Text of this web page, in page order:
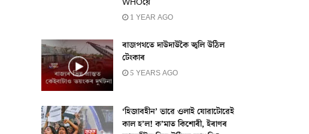
WHOয়ে
1 YEAR AGO
ৰাজপথতে দাউদাউকৈ জ্বলি উঠিল
টেংকাৰ
5 YEARS AGO
‘হিজাবহীন’ ভাৱে ওলাই যোৱাটোৱেই
কাল হ’ল! ক’মাত কিশোৰী, ইৰাণৰ